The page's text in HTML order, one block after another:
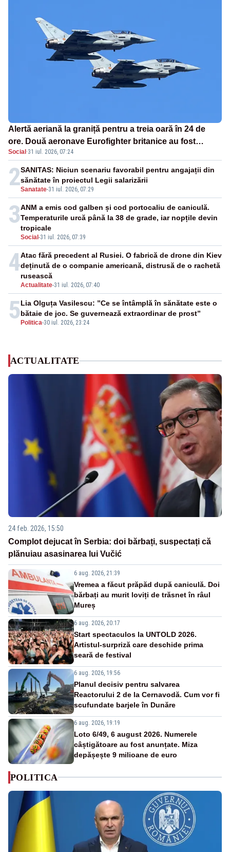
Alertă aeriană la graniță pentru a treia oară în 24 de
ore. Două aeronave Eurofighter britanice au fost
ridicate de la sol
Social ·31 iul. 2026, 07:24
2Sanatate-31 iul. 2026, 07:29
SANITAS: Niciun scenariu favorabil pentru angajații din
sănătate în proiectul Legii salarizării
3
Social -31 iul. 2026, 07:39
ANM a emis cod galben și cod portocaliu de caniculă.
Temperaturile urcă până la 38 de grade, iar nopțile devin
tropicale
4
Actualitate-31 iul. 2026, 07:40
Atac fără precedent al Rusiei. O fabrică de drone din Kiev
deținută de o companie americană, distrusă de o rachetă
rusească
5 Politica-30 iul. 2026, 23:24
Lia Olguța Vasilescu: ”Ce se întâmplă în sănătate este o
bătaie de joc. Se guvernează extraordinar de prost”
ACTUALITATE
24 feb. 2026, 15:50
Complot dejucat în Serbia: doi bărbați, suspectați că
plănuiau asasinarea lui Vučić
6 aug. 2026, 21:39
Vremea a făcut prăpăd după caniculă. Doi
bărbați au murit loviți de trăsnet în râul
Mureș
6 aug. 2026, 20:17
Start spectaculos la UNTOLD 2026.
Artistul-surpriză care deschide prima
seară de festival
6 aug. 2026, 19:56
Planul decisiv pentru salvarea
Reactorului 2 de la Cernavodă. Cum vor fi
scufundate barjele în Dunăre
6 aug. 2026, 19:19
Loto 6/49, 6 august 2026. Numerele
câștigătoare au fost anunțate. Miza
depășește 9 milioane de euro
POLITICA